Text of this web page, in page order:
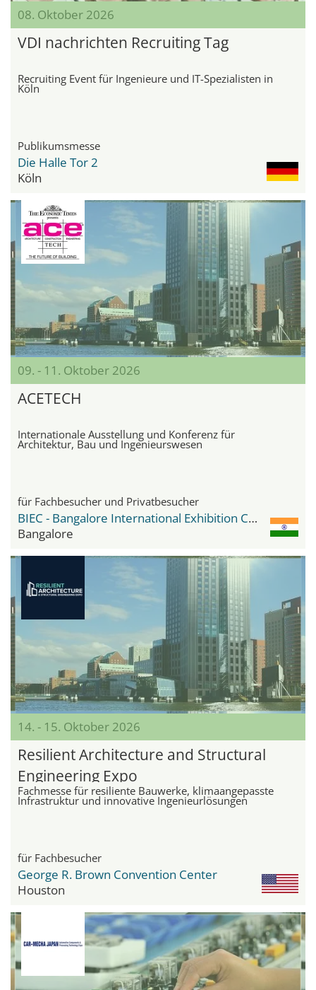
08. Oktober 2026
VDI nachrichten Recruiting Tag
Recruiting Event für Ingenieure und IT-Spezialisten in
Köln
Publikumsmesse
Die Halle Tor 2
Köln
09. - 11. Oktober 2026
ACETECH
Internationale Ausstellung und Konferenz für
Architektur, Bau und Ingenieurswesen
für Fachbesucher und Privatbesucher
BIEC - Bangalore International Exhibition Center
Bangalore
14. - 15. Oktober 2026
Resilient Architecture and Structural
Engineering Expo
Fachmesse für resiliente Bauwerke, klimaangepasste
Infrastruktur und innovative Ingenieurlösungen
für Fachbesucher
George R. Brown Convention Center
Houston